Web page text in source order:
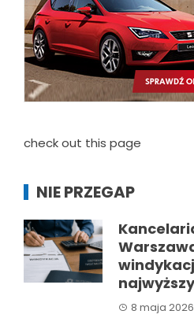
check out this page
NIE PRZEGAP
8 maja 2026